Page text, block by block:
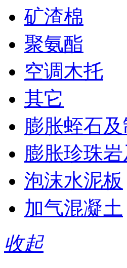
矿渣棉
聚氨酯
空调木托
其它
膨胀蛭石
膨胀珍珠
泡沫水泥板
加气混凝土
收起